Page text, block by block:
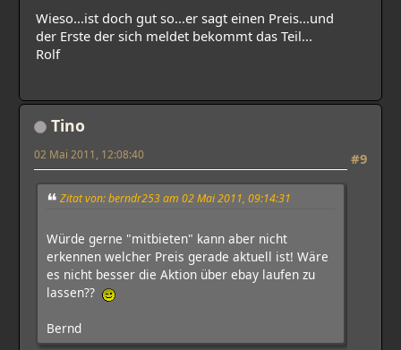
Wieso...ist doch gut so...er sagt einen Preis...und
der Erste der sich meldet bekommt das Teil...
Rolf
Tino
#9
02 Mai 2011, 12:08:40
Zitat von: berndr253 am 02 Mai 2011, 09:14:31
Würde gerne "mitbieten" kann aber nicht
erkennen welcher Preis gerade aktuell ist! Wäre
es nicht besser die Aktion über ebay laufen zu
lassen??
Bernd